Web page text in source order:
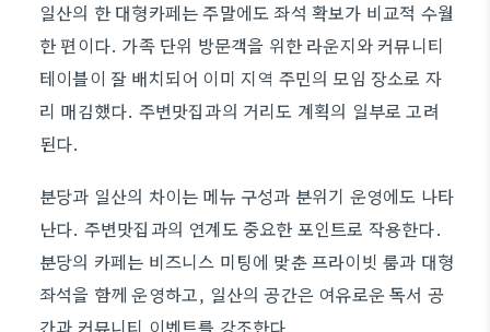
일산의 한 대형카페는 주말에도 좌석 확보가 비교적 수월
한 편이다. 가족 단위 방문객을 위한 라운지와 커뮤니티
테이블이 잘 배치되어 이미 지역 주민의 모임 장소로 자
리 매김했다. 주변맛집과의 거리도 계획의 일부로 고려
된다.
분당과 일산의 차이는 메뉴 구성과 분위기 운영에도 나타
난다. 주변맛집과의 연계도 중요한 포인트로 작용한다.
분당의 카페는 비즈니스 미팅에 맞춘 프라이빗 룸과 대형
좌석을 함께 운영하고, 일산의 공간은 여유로운 독서 공
간과 커뮤니티 이벤트를 강조한다.